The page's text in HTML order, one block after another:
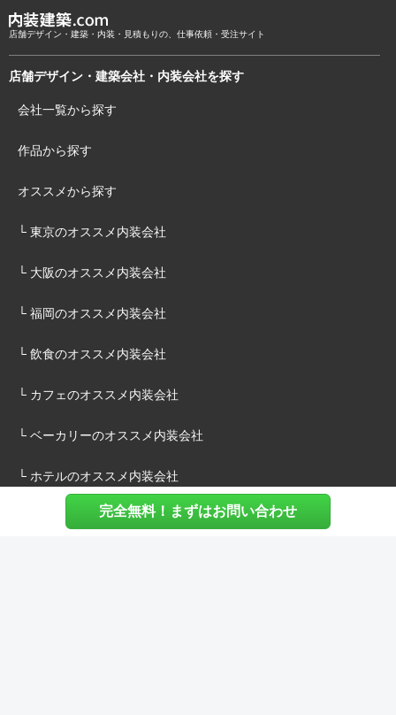
完全無料！まずはお問い合わせ
店舗デザイン・建築・内装・見積もりの、仕事依頼・受注サイト
店舗デザイン・建築会社・内装会社を探す
会社一覧から探す
作品から探す
オススメから探す
└ 東京のオススメ内装会社
└ 大阪のオススメ内装会社
└ 福岡のオススメ内装会社
└ 飲食のオススメ内装会社
└ カフェのオススメ内装会社
└ ベーカリーのオススメ内装会社
└ ホテルのオススメ内装会社